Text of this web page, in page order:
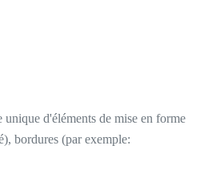
d'éléments de mise en forme
bordures (par exemple: